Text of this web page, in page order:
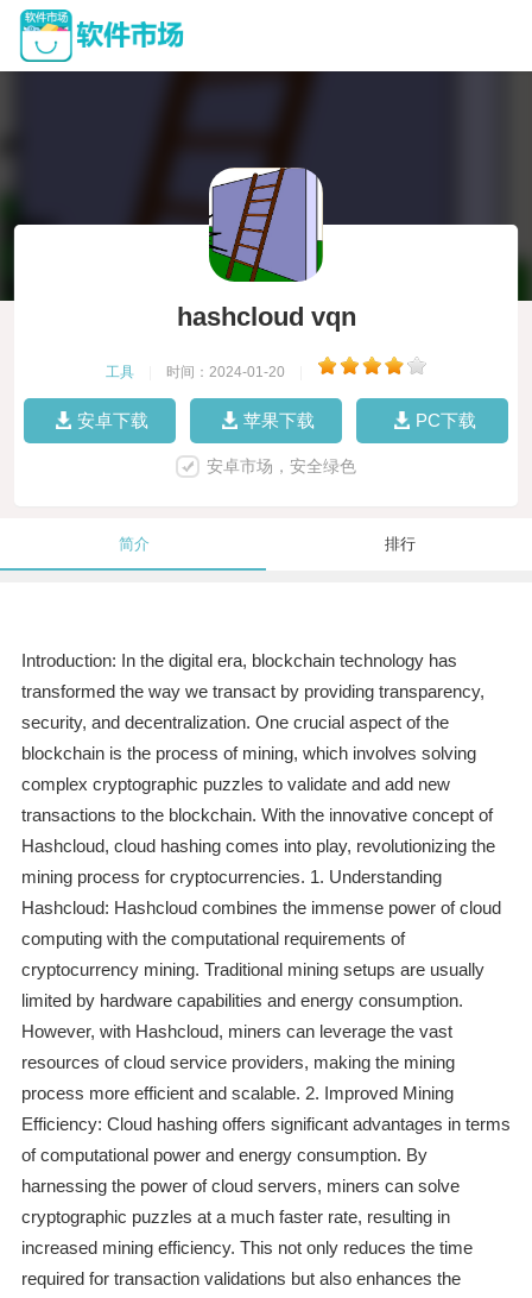
hashcloud vqn
工具 时间：2024-01-20
安卓下载 苹果下载 PC下载
安卓市场，安全绿色
简介 排行
Introduction: In the digital era, blockchain technology has
transformed the way we transact by providing transparency,
security, and decentralization. One crucial aspect of the
blockchain is the process of mining, which involves solving
complex cryptographic puzzles to validate and add new
transactions to the blockchain. With the innovative concept of
Hashcloud, cloud hashing comes into play, revolutionizing the
mining process for cryptocurrencies. 1. Understanding
Hashcloud: Hashcloud combines the immense power of cloud
computing with the computational requirements of
cryptocurrency mining. Traditional mining setups are usually
limited by hardware capabilities and energy consumption.
However, with Hashcloud, miners can leverage the vast
resources of cloud service providers, making the mining
process more efficient and scalable. 2. Improved Mining
Efficiency: Cloud hashing offers significant advantages in terms
of computational power and energy consumption. By
harnessing the power of cloud servers, miners can solve
cryptographic puzzles at a much faster rate, resulting in
increased mining efficiency. This not only reduces the time
required for transaction validations but also enhances the